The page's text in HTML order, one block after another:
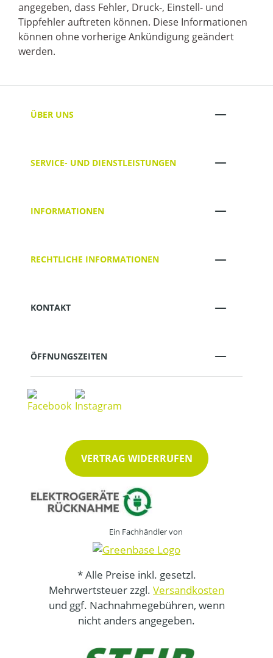
angegeben, dass Fehler, Druck-, Einstell- und
Tippfehler auftreten können. Diese Informationen
können ohne vorherige Ankündigung geändert
werden.
ÜBER UNS
SERVICE- UND DIENSTLEISTUNGEN
INFORMATIONEN
RECHTLICHE INFORMATIONEN
KONTAKT
ÖFFNUNGSZEITEN
VERTRAG WIDERRUFEN
Ein Fachhändler von
* Alle Preise inkl. gesetzl.
Mehrwertsteuer zzgl. Versandkosten
und ggf. Nachnahmegebühren, wenn
nicht anders angegeben.